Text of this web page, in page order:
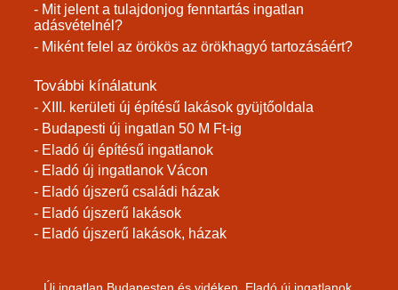
- Mit jelent a tulajdonjog fenntartás ingatlan
adásvételnél?
- Miként felel az örökös az örökhagyó tartozásáért?
További kínálatunk
- XIII. kerületi új építésű lakások gyüjtőoldala
- Budapesti új ingatlan 50 M Ft-ig
- Eladó új építésű ingatlanok
- Eladó új ingatlanok Vácon
- Eladó újszerű családi házak
- Eladó újszerű lakások
- Eladó újszerű lakások, házak